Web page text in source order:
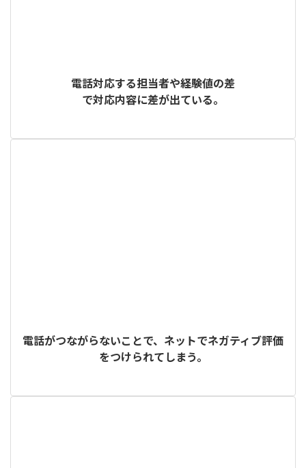
電話対応する担当者や経験値の差
で対応内容に差が出ている。
電話がつながらないことで、ネットでネガティブ評価
をつけられてしまう。